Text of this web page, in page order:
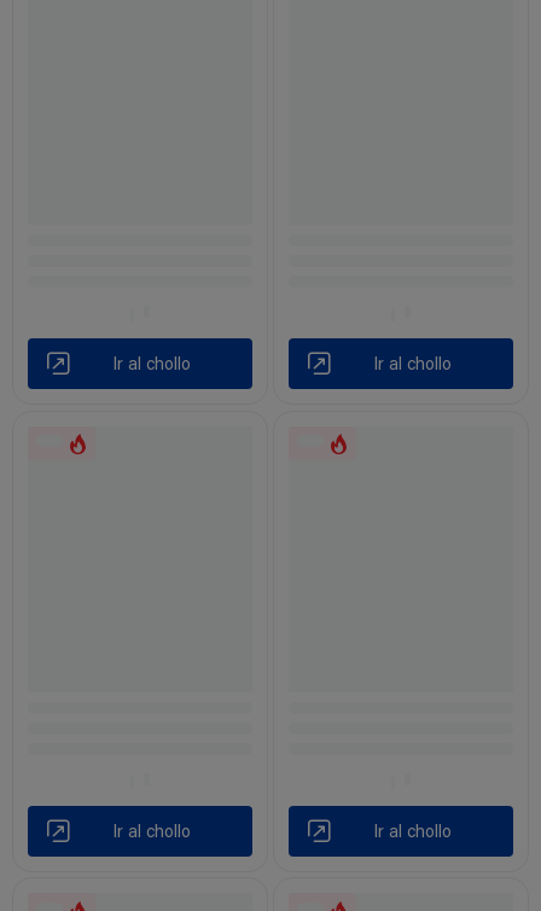
Ir al chollo Ir al chollo
Ir al chollo Ir al chollo